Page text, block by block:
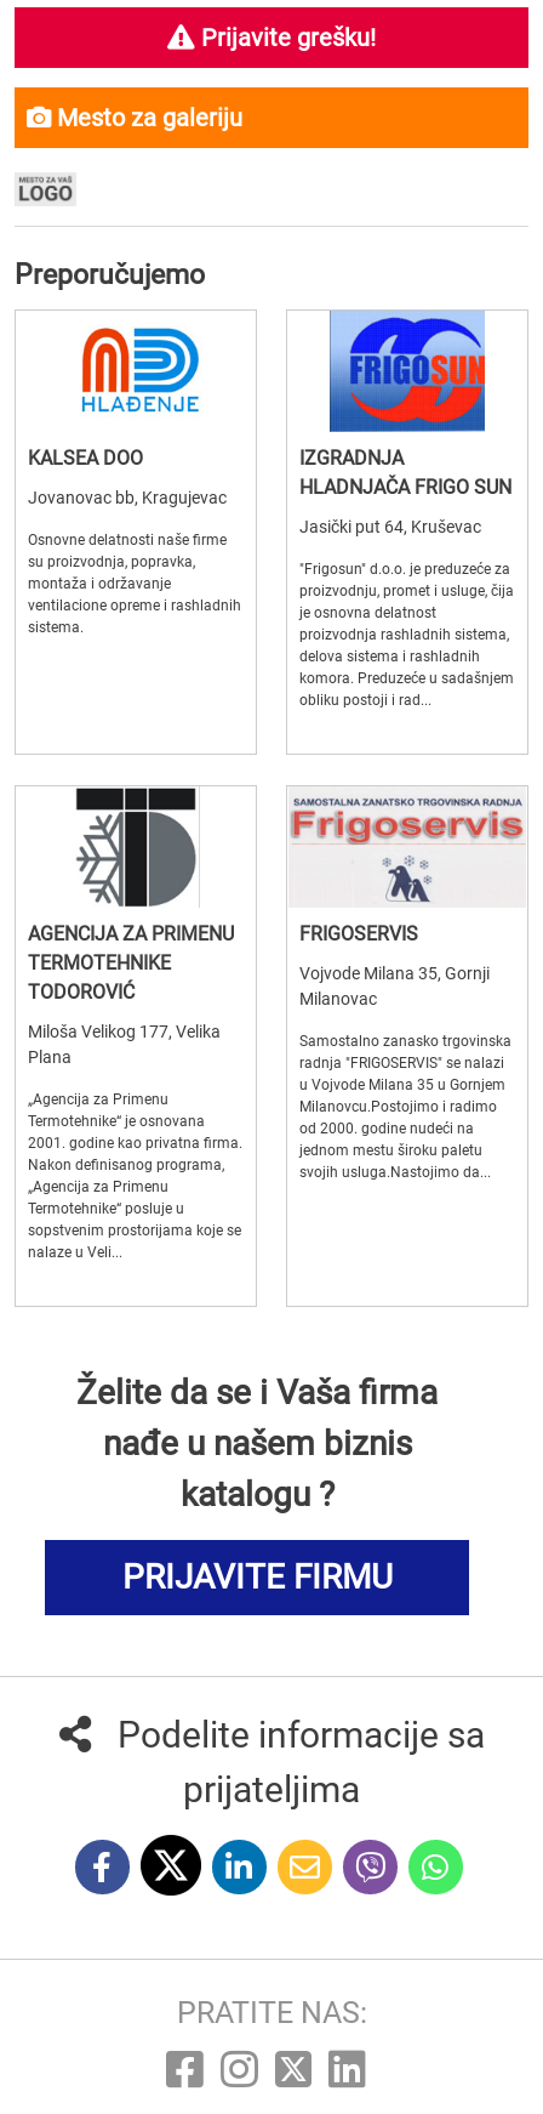
Prijavite grešku!
Mesto za galeriju
Preporučujemo
KALSEA DOO
Jovanovac bb, Kragujevac
Osnovne delatnosti naše firme
su proizvodnja, popravka,
montaža i održavanje
ventilacione opreme i rashladnih
sistema.
IZGRADNJA
HLADNJAČA FRIGO SUN
Jasički put 64, Kruševac
"Frigosun" d.o.o. je preduzeće za
proizvodnju, promet i usluge, čija
je osnovna delatnost
proizvodnja rashladnih sistema,
delova sistema i rashladnih
komora. Preduzeće u sadašnjem
obliku postoji i rad...
AGENCIJA ZA PRIMENU
TERMOTEHNIKE
TODOROVIĆ
Miloša Velikog 177, Velika
Plana
„Agencija za Primenu
Termotehnike“ je osnovana
2001. godine kao privatna firma.
Nakon definisanog programa,
„Agencija za Primenu
Termotehnike“ posluje u
sopstvenim prostorijama koje se
nalaze u Veli...
FRIGOSERVIS
Vojvode Milana 35, Gornji
Milanovac
Samostalno zanasko trgovinska
radnja "FRIGOSERVIS" se nalazi
u Vojvode Milana 35 u Gornjem
Milanovcu.Postojimo i radimo
od 2000. godine nudeći na
jednom mestu široku paletu
svojih usluga.Nastojimo da...
Želite da se i Vaša firma
nađe u našem biznis
katalogu ?
PRIJAVITE FIRMU
Podelite informacije sa
prijateljima
PRATITE NAS: